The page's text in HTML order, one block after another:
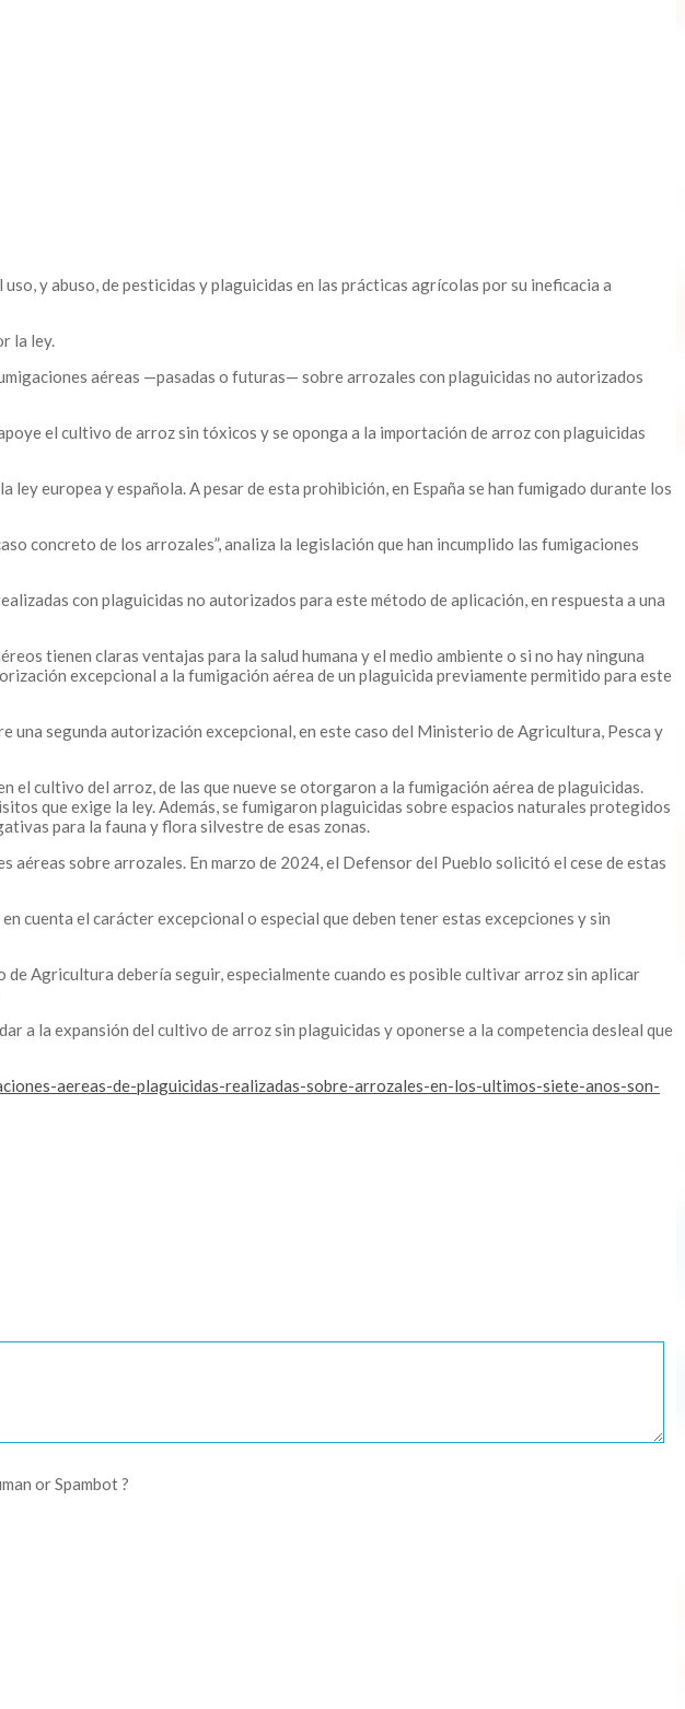
y abuso, de pesticidas y plaguicidas en las prácticas agrícolas por su ineficacia a
la ley.
aéreas —pasadas o futuras— sobre arrozales con plaguicidas no autorizados
el cultivo de arroz sin tóxicos y se oponga a la importación de arroz con plaguicidas
europea y española. A pesar de esta prohibición, en España se han fumigado durante los
concreto de los arrozales”, analiza la legislación que han incumplido las fumigaciones
con plaguicidas no autorizados para este método de aplicación, en respuesta a una
tienen claras ventajas para la salud humana y el medio ambiente o si no hay ninguna
excepcional a la fumigación aérea de un plaguicida previamente permitido para este
una segunda autorización excepcional, en este caso del Ministerio de Agricultura, Pesca y
el cultivo del arroz, de las que nueve se otorgaron a la fumigación aérea de plaguicidas.
que exige la ley. Además, se fumigaron plaguicidas sobre espacios naturales protegidos
para la fauna y flora silvestre de esas zonas.
sobre arrozales. En marzo de 2024, el Defensor del Pueblo solicitó el cese de estas
cuenta el carácter excepcional o especial que deben tener estas excepciones y sin
Agricultura debería seguir, especialmente cuando es posible cultivar arroz sin aplicar
a la expansión del cultivo de arroz sin plaguicidas y oponerse a la competencia desleal que
aereas-de-plaguicidas-realizadas-sobre-arrozales-en-los-ultimos-siete-anos-son-
or Spambot ?